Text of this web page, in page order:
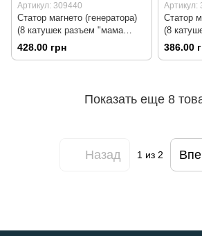
Артикул: 309440
Статор магнето (генератора)
(8 катушек разъем "мама
2+2") высота 28мм, тип 1
428.00 грн
Артикул:
Статор
(8
2+2")
386.00
Показать еще 8
Назад 1из 2